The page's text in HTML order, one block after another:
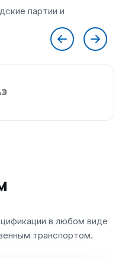
в любом виде
транспортом.